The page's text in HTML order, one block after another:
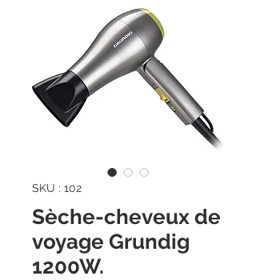
SKU : 102
Sèche-cheveux de
voyage Grundig
1200W.